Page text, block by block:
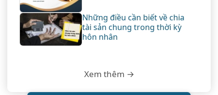
Những điều cần biết về chia
tài sản chung trong thời kỳ
hôn nhân
Xem thêm →